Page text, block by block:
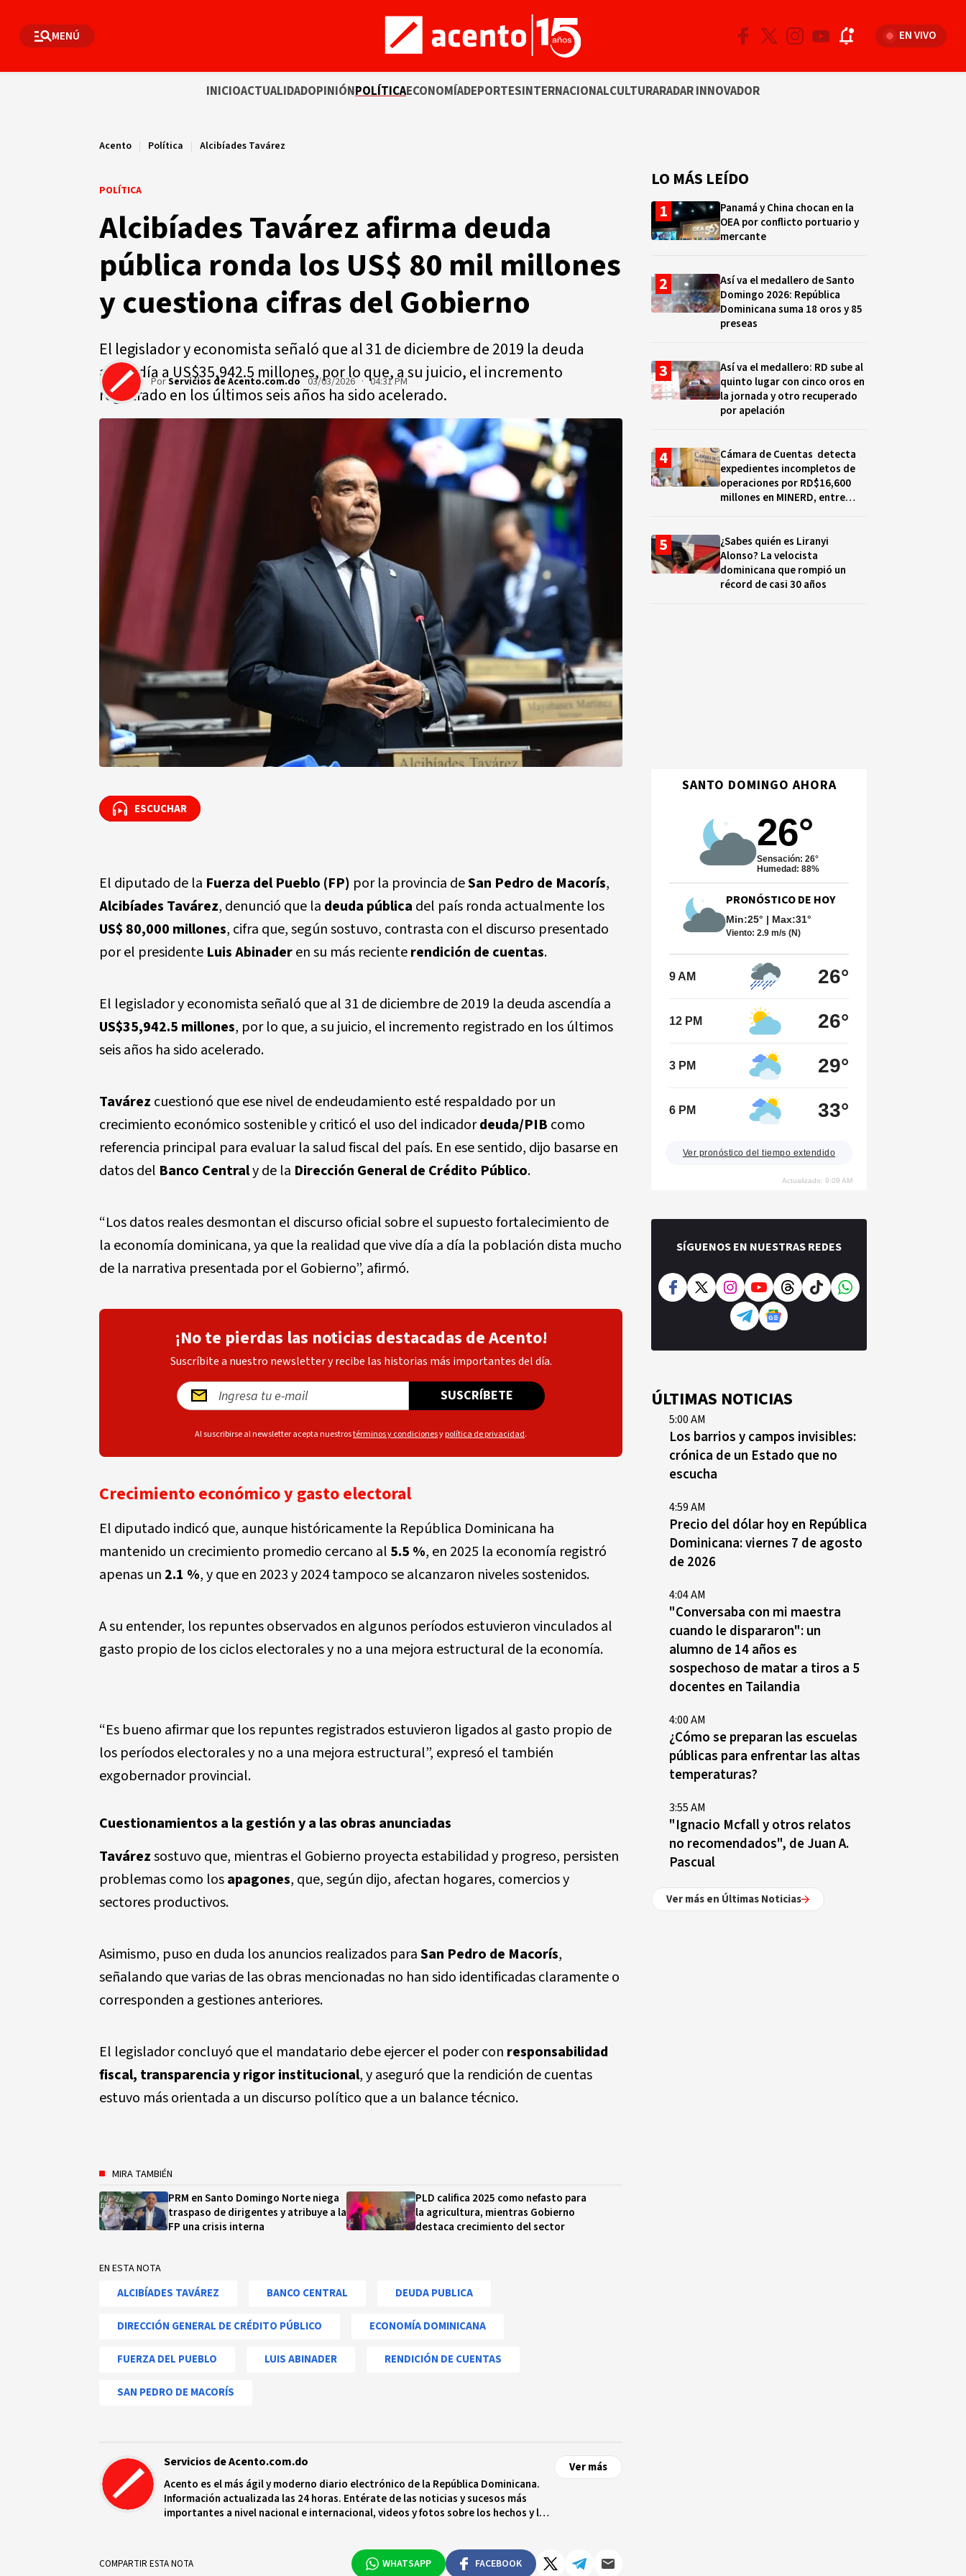
MENÚ EN VIVO
INICIOACTUALIDADOPINIÓNPOLÍTICAECONOMÍADEPORTESINTERNACIONALCULTURARADAR INNOVADOR
Acento | Política | Alcibíades Tavárez
POLÍTICA
Alcibíades Tavárez afirma deuda
pública ronda los US$ 80 mil millones
y cuestiona cifras del Gobierno
El legislador y economista señaló que al 31 de diciembre de 2019 la deuda
ascendía a US$35,942.5 millones, por lo que, a su juicio, el incremento
registrado en los últimos seis años ha sido acelerado.
PorServicios de Acento.com.do 03/03/2026 · 04:31 PM
ESCUCHAR
ESCUCHAR
El diputado de la Fuerza del Pueblo (FP) por la provincia deSan Pedro de Macorís,
Alcibíades Tavárez, denunció que la deuda pública del país ronda actualmente los
US$ 80,000 millones, cifra que, según sostuvo, contrasta con el discurso presentado
por el presidente Luis Abinaderen su más recienterendición de cuentas.
El legislador y economista señaló que al 31 de diciembre de 2019 la deuda ascendía a
US$35,942.5 millones, por lo que, a su juicio, el incremento registrado en los últimos
seis años ha sido acelerado.
Tavárez cuestionó que ese nivel de endeudamiento esté respaldado por un
crecimiento económico sostenible y criticó el uso del indicadordeuda/PIB como
referencia principal para evaluar la salud fiscal del país. En ese sentido, dijo basarse en
datos del Banco Centraly de la Dirección General de Crédito Público.
“Los datos reales desmontan el discurso oficial sobre el supuesto fortalecimiento de
la economía dominicana, ya que la realidad que vive día a día la población dista mucho
de la narrativa presentada por el Gobierno”, afirmó.
¡No te pierdas las noticias destacadas de Acento!
Suscríbite a nuestro newsletter y recibe las historias más importantes del día.
SUSCRÍBETE
Al suscribirse al newsletter acepta nuestrostérminos y condicionesypolítica de privacidad.
Crecimiento económico y gasto electoral
El diputado indicó que, aunque históricamente la República Dominicana ha
mantenido un crecimiento promedio cercano al 5.5 %, en 2025 la economía registró
apenas un 2.1 %, y que en 2023 y 2024 tampoco se alcanzaron niveles sostenidos.
A su entender, los repuntes observados en algunos períodos estuvieron vinculados al
gasto propio de los ciclos electorales y no a una mejora estructural de la economía.
“Es bueno afirmar que los repuntes registrados estuvieron ligados al gasto propio de
los períodos electorales y no a una mejora estructural”, expresó el también
exgobernador provincial.
Cuestionamientos a la gestión y a las obras anunciadas
Tavárezsostuvo que, mientras el Gobierno proyecta estabilidad y progreso, persisten
problemas como losapagones, que, según dijo, afectan hogares, comercios y
sectores productivos.
Asimismo, puso en duda los anuncios realizados paraSan Pedro de Macorís,
señalando que varias de las obras mencionadas no han sido identificadas claramente o
corresponden a gestiones anteriores.
El legislador concluyó que el mandatario debe ejercer el poder con responsabilidad
fiscal, transparencia y rigor institucional, y aseguró que la rendición de cuentas
estuvo más orientada a un discurso político que a un balance técnico.
MIRA TAMBIÉN
PRM en Santo Domingo Norte niega
traspaso de dirigentes y atribuye a la
FP una crisis interna
PLD califica 2025 como nefasto para
la agricultura, mientras Gobierno
destaca crecimiento del sector
EN ESTA NOTA
ALCIBÍADES TAVÁREZ BANCO CENTRAL DEUDA PUBLICA
DIRECCIÓN GENERAL DE CRÉDITO PÚBLICO ECONOMÍA DOMINICANA
FUERZA DEL PUEBLO LUIS ABINADER RENDICIÓN DE CUENTAS
SAN PEDRO DE MACORÍS
Servicios de Acento.com.do
Acento es el más ágil y moderno diario electrónico de la República Dominicana.
Información actualizada las 24 horas. Entérate de las noticias y sucesos más
importantes a nivel nacional e internacional, videos y fotos sobre los hechos y los
Ver más
COMPARTIR ESTA NOTA WHATSAPP FACEBOOK
LO MÁS LEÍDO
Panamá y China chocan en la
OEA por conflicto portuario y
mercante
Así va el medallero de Santo
Domingo 2026: República
Dominicana suma 18 oros y 85
preseas
Así va el medallero: RD sube al
quinto lugar con cinco oros en
la jornada y otro recuperado
por apelación
Cámara de Cuentas detecta
expedientes incompletos de
operaciones por RD$16,600
millones en MINERD, entre
¿Sabes quién es Liranyi
Alonso? La velocista
dominicana que rompió un
récord de casi 30 años
SANTO DOMINGO AHORA
26°
Sensación: 26°
Humedad: 88%
PRONÓSTICO DE HOY
Min:25° | Max:31°
Viento: 2.9 m/s (N)
9 AM 26°
12 PM 26°
3 PM 29°
6 PM 33°
Ver pronóstico del tiempo extendido
Actualizado: 9:09 AM
SÍGUENOS EN NUESTRAS REDES
ÚLTIMAS NOTICIAS
5:00 AM
Los barrios y campos invisibles:
crónica de un Estado que no
escucha
4:59 AM
Precio del dólar hoy en República
Dominicana: viernes 7 de agosto
de 2026
4:04 AM
"Conversaba con mi maestra
cuando le dispararon": un
alumno de 14 años es
sospechoso de matar a tiros a 5
docentes en Tailandia
4:00 AM
¿Cómo se preparan las escuelas
públicas para enfrentar las altas
temperaturas?
3:55 AM
"Ignacio Mcfall y otros relatos
no recomendados", de Juan A.
Pascual
Ver más en Últimas Noticias